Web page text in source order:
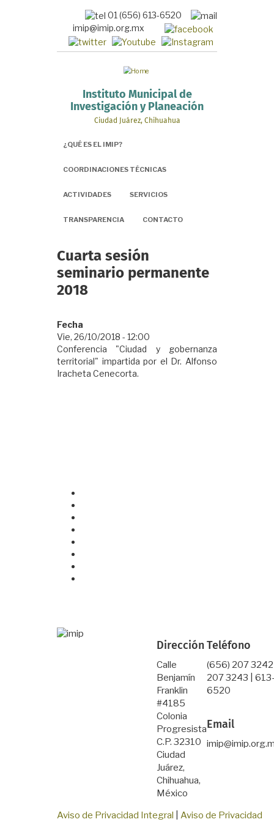
01 (656) 613-6520
imip@imip.org.mx
Instituto Municipal de
Investigación y Planeación
Ciudad Juárez, Chihuahua
¿QUÉ ES EL IMIP?
COORDINACIONES TÉCNICAS
ACTIVIDADES SERVICIOS
TRANSPARENCIA CONTACTO
Cuarta sesión
seminario permanente
2018
Fecha
Vie, 26/10/2018 - 12:00
Conferencia "Ciudad y gobernanza
territorial" impartida por el Dr. Alfonso
Iracheta Cenecorta.
Dirección
Calle
Benjamín
Franklin
#4185
Colonia
Progresista
C.P. 32310
Ciudad
Juárez,
Chihuahua,
México
Teléfono
(656) 207
207 3243 |
6520
Email
Aviso de Privacidad Integral |Aviso de Privacidad